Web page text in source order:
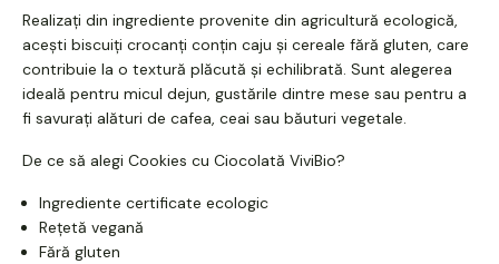
Realizați din ingrediente provenite din agricultură ecologică,
acești biscuiți crocanți conțin caju și cereale fără gluten, care
contribuie la o textură plăcută și echilibrată. Sunt alegerea
ideală pentru micul dejun, gustările dintre mese sau pentru a
fi savurați alături de cafea, ceai sau băuturi vegetale.
De ce să alegi Cookies cu Ciocolată ViviBio?
Ingrediente certificate ecologic
Rețetă vegană
Fără gluten